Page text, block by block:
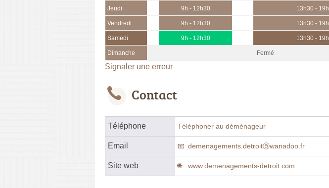
Jeudi 9h - 12h30 13h30 - 19h
Vendredi 9h - 12h30 13h30 - 19h
Samedi 9h - 12h30 13h30 - 19h
Dimanche Fermé
Signaler une erreur
Contact
Téléphone Téléphoner au déménageur
Email demenagements.detroitⓐwanadoo.fr
Site web www.demenagements-detroit.com